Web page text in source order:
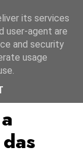
its services
user-agent are
and security
usage